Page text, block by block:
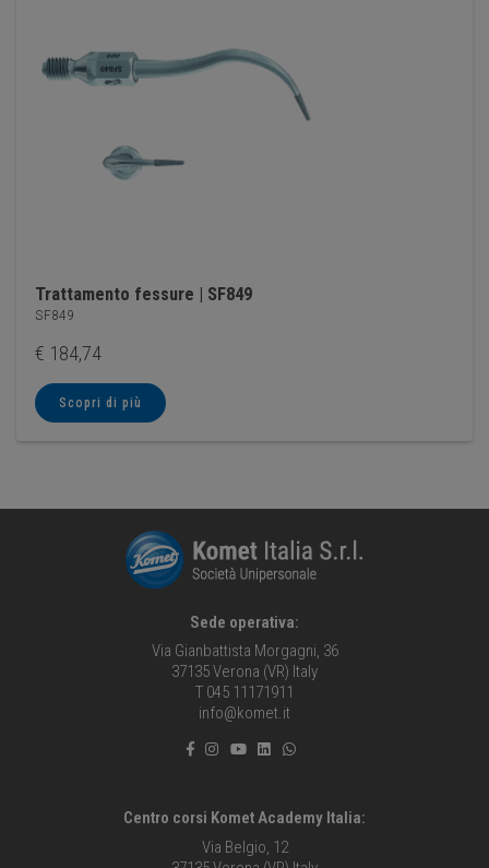
Trattamento fessure | SF849
SF849
€ 184,74
Scopri di più
Sede operativa:
Via Gianbattista Morgagni, 36
37135 Verona (VR) Italy
T 045 11171911
info@komet.it
Centro corsi Komet Academy Italia:
Via Belgio, 12